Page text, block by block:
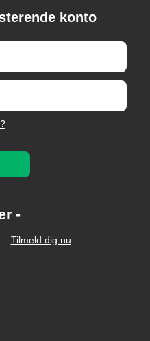
konto
Tilmeld dig nu